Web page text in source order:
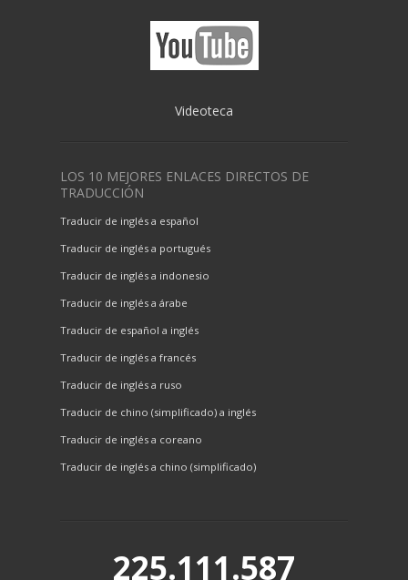
Videoteca
LOS 10 MEJORES ENLACES DIRECTOS DE
TRADUCCIÓN
Traducir de inglés a español
Traducir de inglés a portugués
Traducir de inglés a indonesio
Traducir de inglés a árabe
Traducir de español a inglés
Traducir de inglés a francés
Traducir de inglés a ruso
Traducir de chino (simplificado) a inglés
Traducir de inglés a coreano
Traducir de inglés a chino (simplificado)
225.111.587